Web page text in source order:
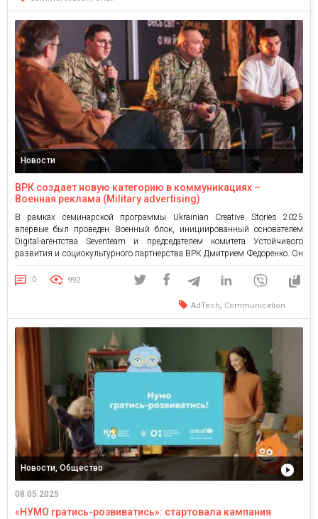
Новости
ВРК создает новую категорию в коммуникациях –
Военная реклама (Military advertising)
В рамках семинарской программы Ukrainian Creative Stories 2025
впервые был проведен Военный блок, инициированный основателем
Digital-агентства Seventeam и председателем комитета Устойчивого
развития и социокультурного партнерства ВРК Дмитрием Федоренко. Он
объединил ключевых представителей оборонной сферы и рекламной
индустрии вокруг темы, которая уже сегодня требует внимания –
выделение категории Военной рекламы и определение этических
0 992
AdTech, Communication
Новости, Общество
08.05.2025
«НУМО гратись-розвиватись»: стартовала кампания